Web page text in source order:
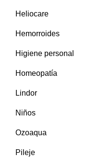
Heliocare
Hemorroides
Higiene personal
Homeopatía
Lindor
Niños
Ozoaqua
Pileje